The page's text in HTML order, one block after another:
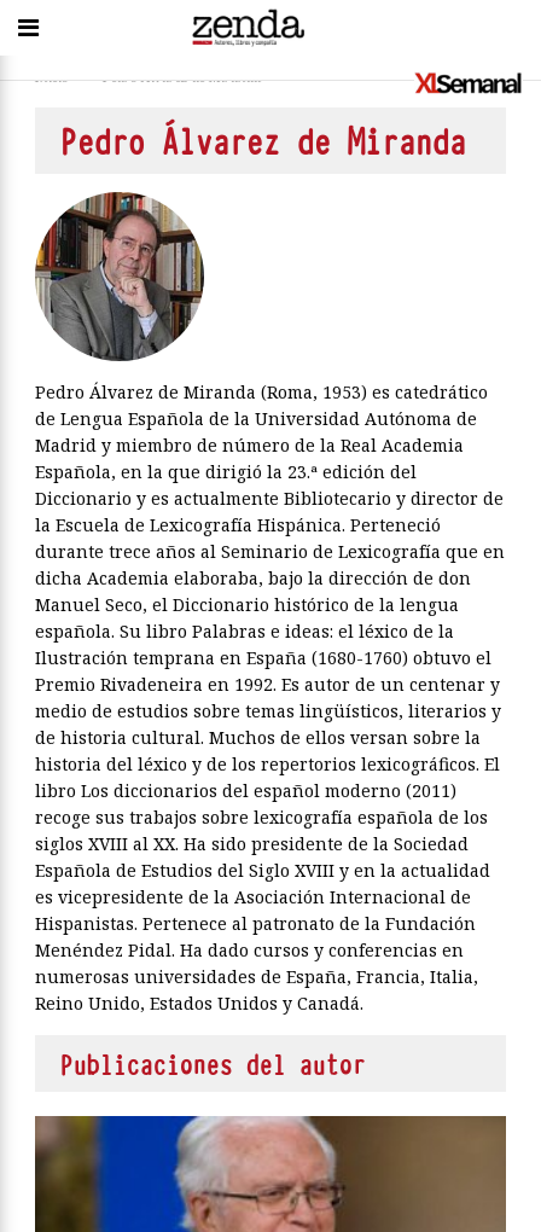
Inicio > Pedro Álvarez de Miranda
Pedro Álvarez de Miranda
Pedro Álvarez de Miranda (Roma, 1953) es catedrático
de Lengua Española de la Universidad Autónoma de
Madrid y miembro de número de la Real Academia
Española, en la que dirigió la 23.ª edición del
Diccionario y es actualmente Bibliotecario y director de
la Escuela de Lexicografía Hispánica. Perteneció
durante trece años al Seminario de Lexicografía que en
dicha Academia elaboraba, bajo la dirección de don
Manuel Seco, el Diccionario histórico de la lengua
española. Su libro Palabras e ideas: el léxico de la
Ilustración temprana en España (1680-1760) obtuvo el
Premio Rivadeneira en 1992. Es autor de un centenar y
medio de estudios sobre temas lingüísticos, literarios y
de historia cultural. Muchos de ellos versan sobre la
historia del léxico y de los repertorios lexicográficos. El
libro Los diccionarios del español moderno (2011)
recoge sus trabajos sobre lexicografía española de los
siglos XVIII al XX. Ha sido presidente de la Sociedad
Española de Estudios del Siglo XVIII y en la actualidad
es vicepresidente de la Asociación Internacional de
Hispanistas. Pertenece al patronato de la Fundación
Menéndez Pidal. Ha dado cursos y conferencias en
numerosas universidades de España, Francia, Italia,
Reino Unido, Estados Unidos y Canadá.
Publicaciones del autor